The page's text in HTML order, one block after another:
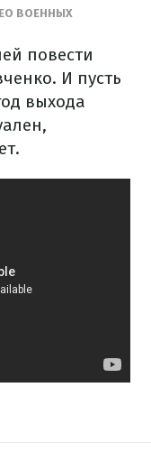
ВОЕННЫХ
повести
И пусть
выхода
,